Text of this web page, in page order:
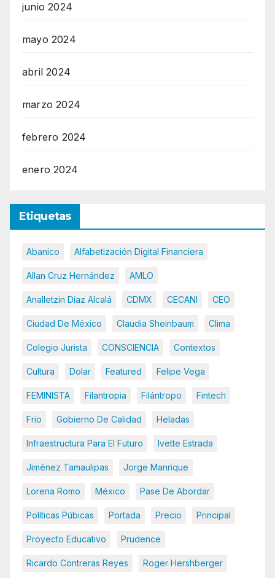
junio 2024
mayo 2024
abril 2024
marzo 2024
febrero 2024
enero 2024
Etiquetas
Abanico Alfabetización Digital Financiera
Allan Cruz Hernández AMLO
Analletzin Díaz Alcalá CDMX CECANI CEO
Ciudad De México Claudia Sheinbaum Clima
Colegio Jurista CONSCIENCIA Contextos
Cultura Dolar Featured Felipe Vega
FEMINISTA Filantropia Filántropo Fintech
Frio Gobierno De Calidad Heladas
Infraestructura Para El Futuro Ivette Estrada
Jiménez Tamaulipas Jorge Manrique
Lorena Romo México Pase De Abordar
Políticas Púbicas Portada Precio Principal
Proyecto Educativo Prudence
Ricardo Contreras Reyes Roger Hershberger